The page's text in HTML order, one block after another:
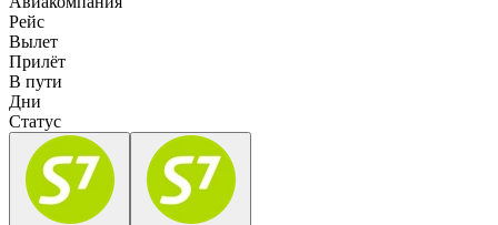
Рейс
Вылет
Прилёт
В пути
Дни
Статус